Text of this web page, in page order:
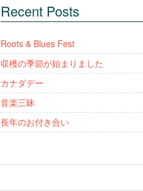
Recent Posts
Roots & Blues Fest
収穫の季節が始まりました
カナダデー
音楽三昧
長年のお付き合い